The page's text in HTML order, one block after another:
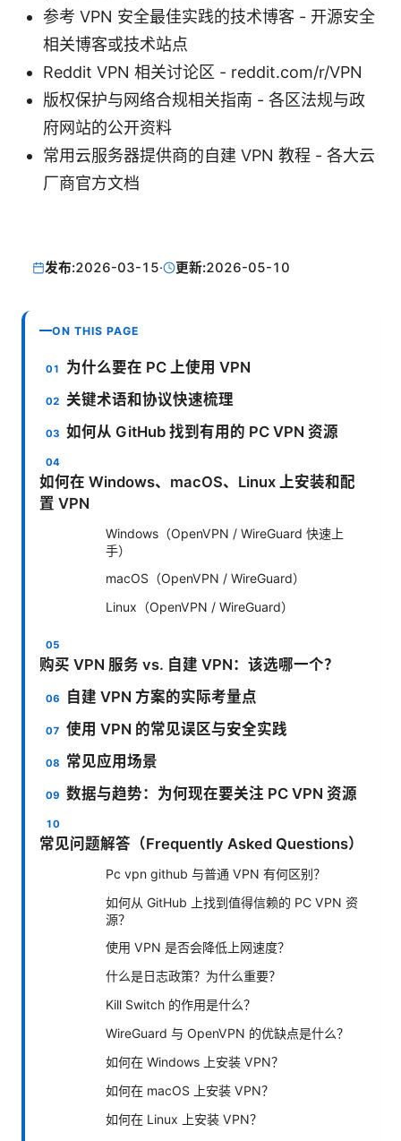
参考 VPN 安全最佳实践的技术博客 - 开源安全
相关博客或技术站点
Reddit VPN 相关讨论区 - reddit.com/r/VPN
版权保护与网络合规相关指南 - 各区法规与政
府网站的公开资料
常用云服务器提供商的自建 VPN 教程 - 各大云
厂商官方文档
发布:2026-03-15· 更新:2026-05-10
ON THIS PAGE
为什么要在 PC 上使用 VPN
关键术语和协议快速梳理
如何从 GitHub 找到有用的 PC VPN 资源
如何在 Windows、macOS、Linux 上安装和配
置 VPN
Windows（OpenVPN / WireGuard 快速上
手）
macOS（OpenVPN / WireGuard）
Linux（OpenVPN / WireGuard）
购买 VPN 服务 vs. 自建 VPN：该选哪一个？
自建 VPN 方案的实际考量点
使用 VPN 的常见误区与安全实践
常见应用场景
数据与趋势：为何现在要关注 PC VPN 资源
常见问题解答（Frequently Asked Questions）
Pc vpn github 与普通 VPN 有何区别？
如何从 GitHub 上找到值得信赖的 PC VPN 资
源？
使用 VPN 是否会降低上网速度？
什么是日志政策？为什么重要？
Kill Switch 的作用是什么？
WireGuard 与 OpenVPN 的优缺点是什么？
如何在 Windows 上安装 VPN？
如何在 macOS 上安装 VPN？
如何在 Linux 上安装 VPN？